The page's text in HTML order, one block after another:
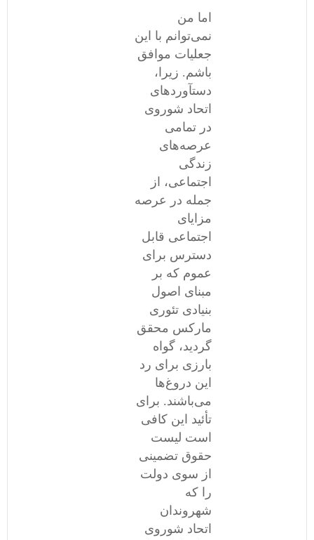
اما من
نمی‌توانم با این
جعلیات موافق
باشم. زیرا،
دستآوردهای
اتحاد شوروی
در تمامی
عرصه‌های
زندگی
اجتماعی، از
جمله در عرصه
مزایای
اجتماعی قابل
دسترس برای
عموم که بر
مبنای اصول
بنیادی تئوری
مارکس محقق
گردید، گواه
بارزی برای رد
این دروغ‌ها
می‌باشند. برای
تأئید این کافی
است لیست
حقوق تضمینی
از سوی دولت
را که
شهروندان
اتحاد شوروی